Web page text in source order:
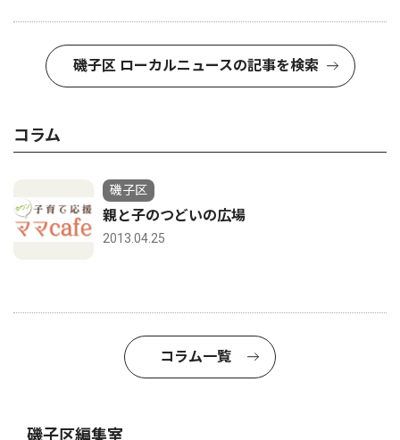
磯子区 ローカルニュースの記事を検索
コラム
磯子区
親と子のつどいの広場
2013.04.25
コラム一覧
磯子区編集室